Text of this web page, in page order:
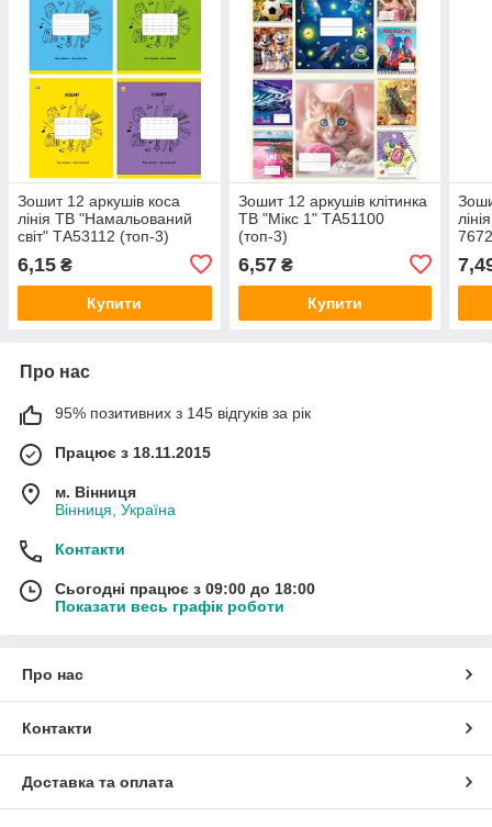
Зошит 12 аркушів коса
лінія ТВ "Намальований
світ" ТА53112 (топ-3)
6,15 ₴
Купити
Зошит 12 аркушів клітинка
ТВ "Мікс 1" ТА51100
(топ-3)
6,57₴
Купити
Про нас
95% позитивних з 145 відгуків за рік
Працює з 18.11.2015
м. Вінниця
Вінниця, Україна
Контакти
Сьогодні працює з 09:00 до 18:00
Показати весь графік роботи
Про нас
Контакти
Доставка та оплата